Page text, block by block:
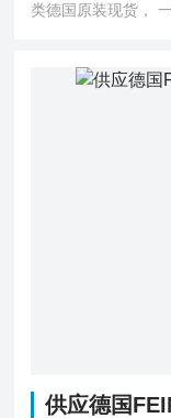
类德国原装现货，
供应德国